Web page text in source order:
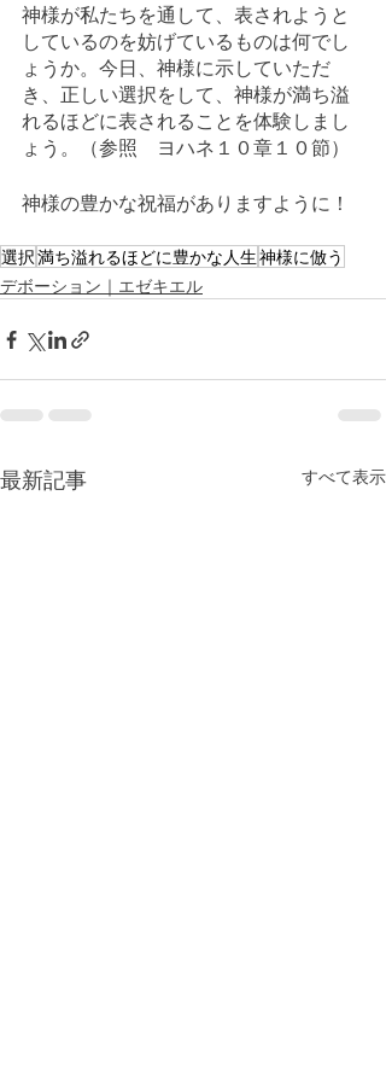
神様が私たちを通して、表されようと
しているのを妨げているものは何でし
ょうか。今日、神様に示していただ
き、正しい選択をして、神様が満ち溢
れるほどに表されることを体験しまし
ょう。（参照　ヨハネ１０章１０節）
神様の豊かな祝福がありますように！
選択満ち溢れるほどに豊かな人生神様に倣う
デボーション｜エゼキエル
最新記事 すべて表示